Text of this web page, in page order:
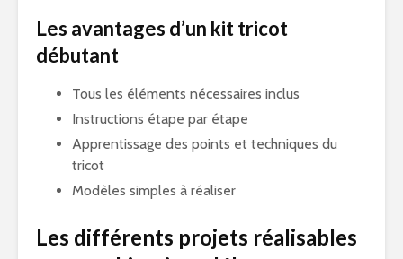
Les avantages d’un kit tricot
débutant
Tous les éléments nécessaires inclus
Instructions étape par étape
Apprentissage des points et techniques du
tricot
Modèles simples à réaliser
Les différents projets réalisables